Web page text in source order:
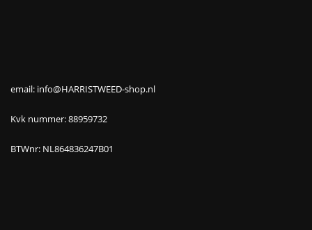
email: info@HARRISTWEED-shop.nl
Kvk nummer: 88959732
BTWnr: NL864836247B01